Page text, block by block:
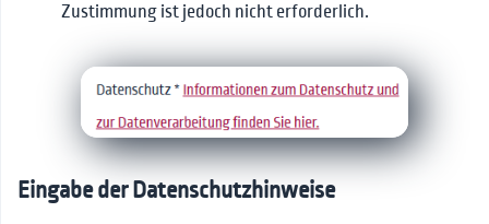
Zustimmung ist jedoch nicht erforderlich.
Eingabe der Datenschutzhinweise